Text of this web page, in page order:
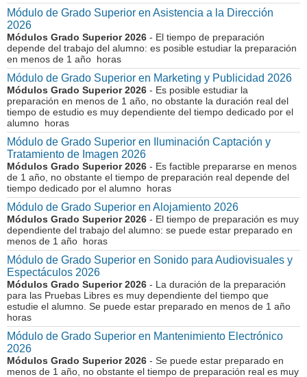
Módulo de Grado Superior en Asistencia a la Dirección
2026
Módulos Grado Superior 2026 - El tiempo de preparación
depende del trabajo del alumno: es posible estudiar la preparación
en menos de 1 año horas
Módulo de Grado Superior en Marketing y Publicidad 2026
Módulos Grado Superior 2026 - Es posible estudiar la
preparación en menos de 1 año, no obstante la duración real del
tiempo de estudio es muy dependiente del tiempo dedicado por el
alumno horas
Módulo de Grado Superior en Iluminación Captación y
Tratamiento de Imagen 2026
Módulos Grado Superior 2026 - Es factible prepararse en menos
de 1 año, no obstante el tiempo de preparación real depende del
tiempo dedicado por el alumno horas
Módulo de Grado Superior en Alojamiento 2026
Módulos Grado Superior 2026 - El tiempo de preparación es muy
dependiente del trabajo del alumno: se puede estar preparado en
menos de 1 año horas
Módulo de Grado Superior en Sonido para Audiovisuales y
Espectáculos 2026
Módulos Grado Superior 2026 - La duración de la preparación
para las Pruebas Libres es muy dependiente del tiempo que
estudie el alumno. Se puede estar preparado en menos de 1 año
horas
Módulo de Grado Superior en Mantenimiento Electrónico
2026
Módulos Grado Superior 2026 - Se puede estar preparado en
menos de 1 año, no obstante el tiempo de preparación real es muy